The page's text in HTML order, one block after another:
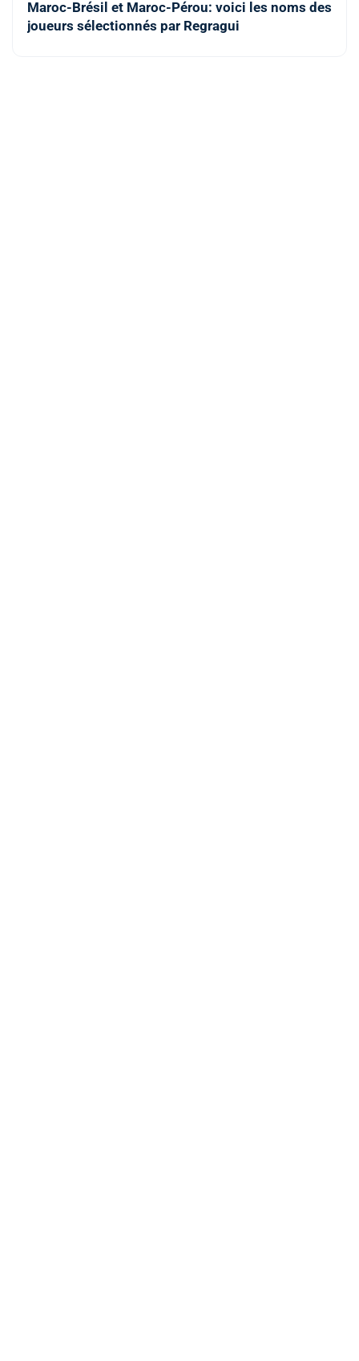
Maroc-Brésil et Maroc-Pérou: voici les noms des
joueurs sélectionnés par Regragui